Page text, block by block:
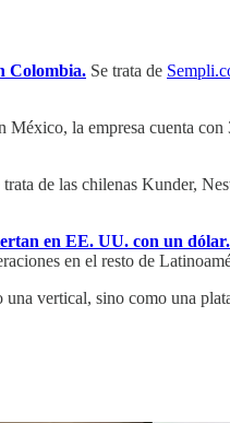
Colombia. Se trata de
México, la empresa cuenta
trata de las chilenas Kunder,
en EE. UU. con un dólar.
en el resto de
una vertical, sino como una